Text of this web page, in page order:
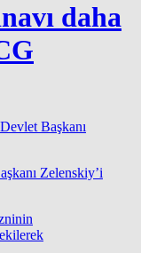
daha
Zelenskiy’i